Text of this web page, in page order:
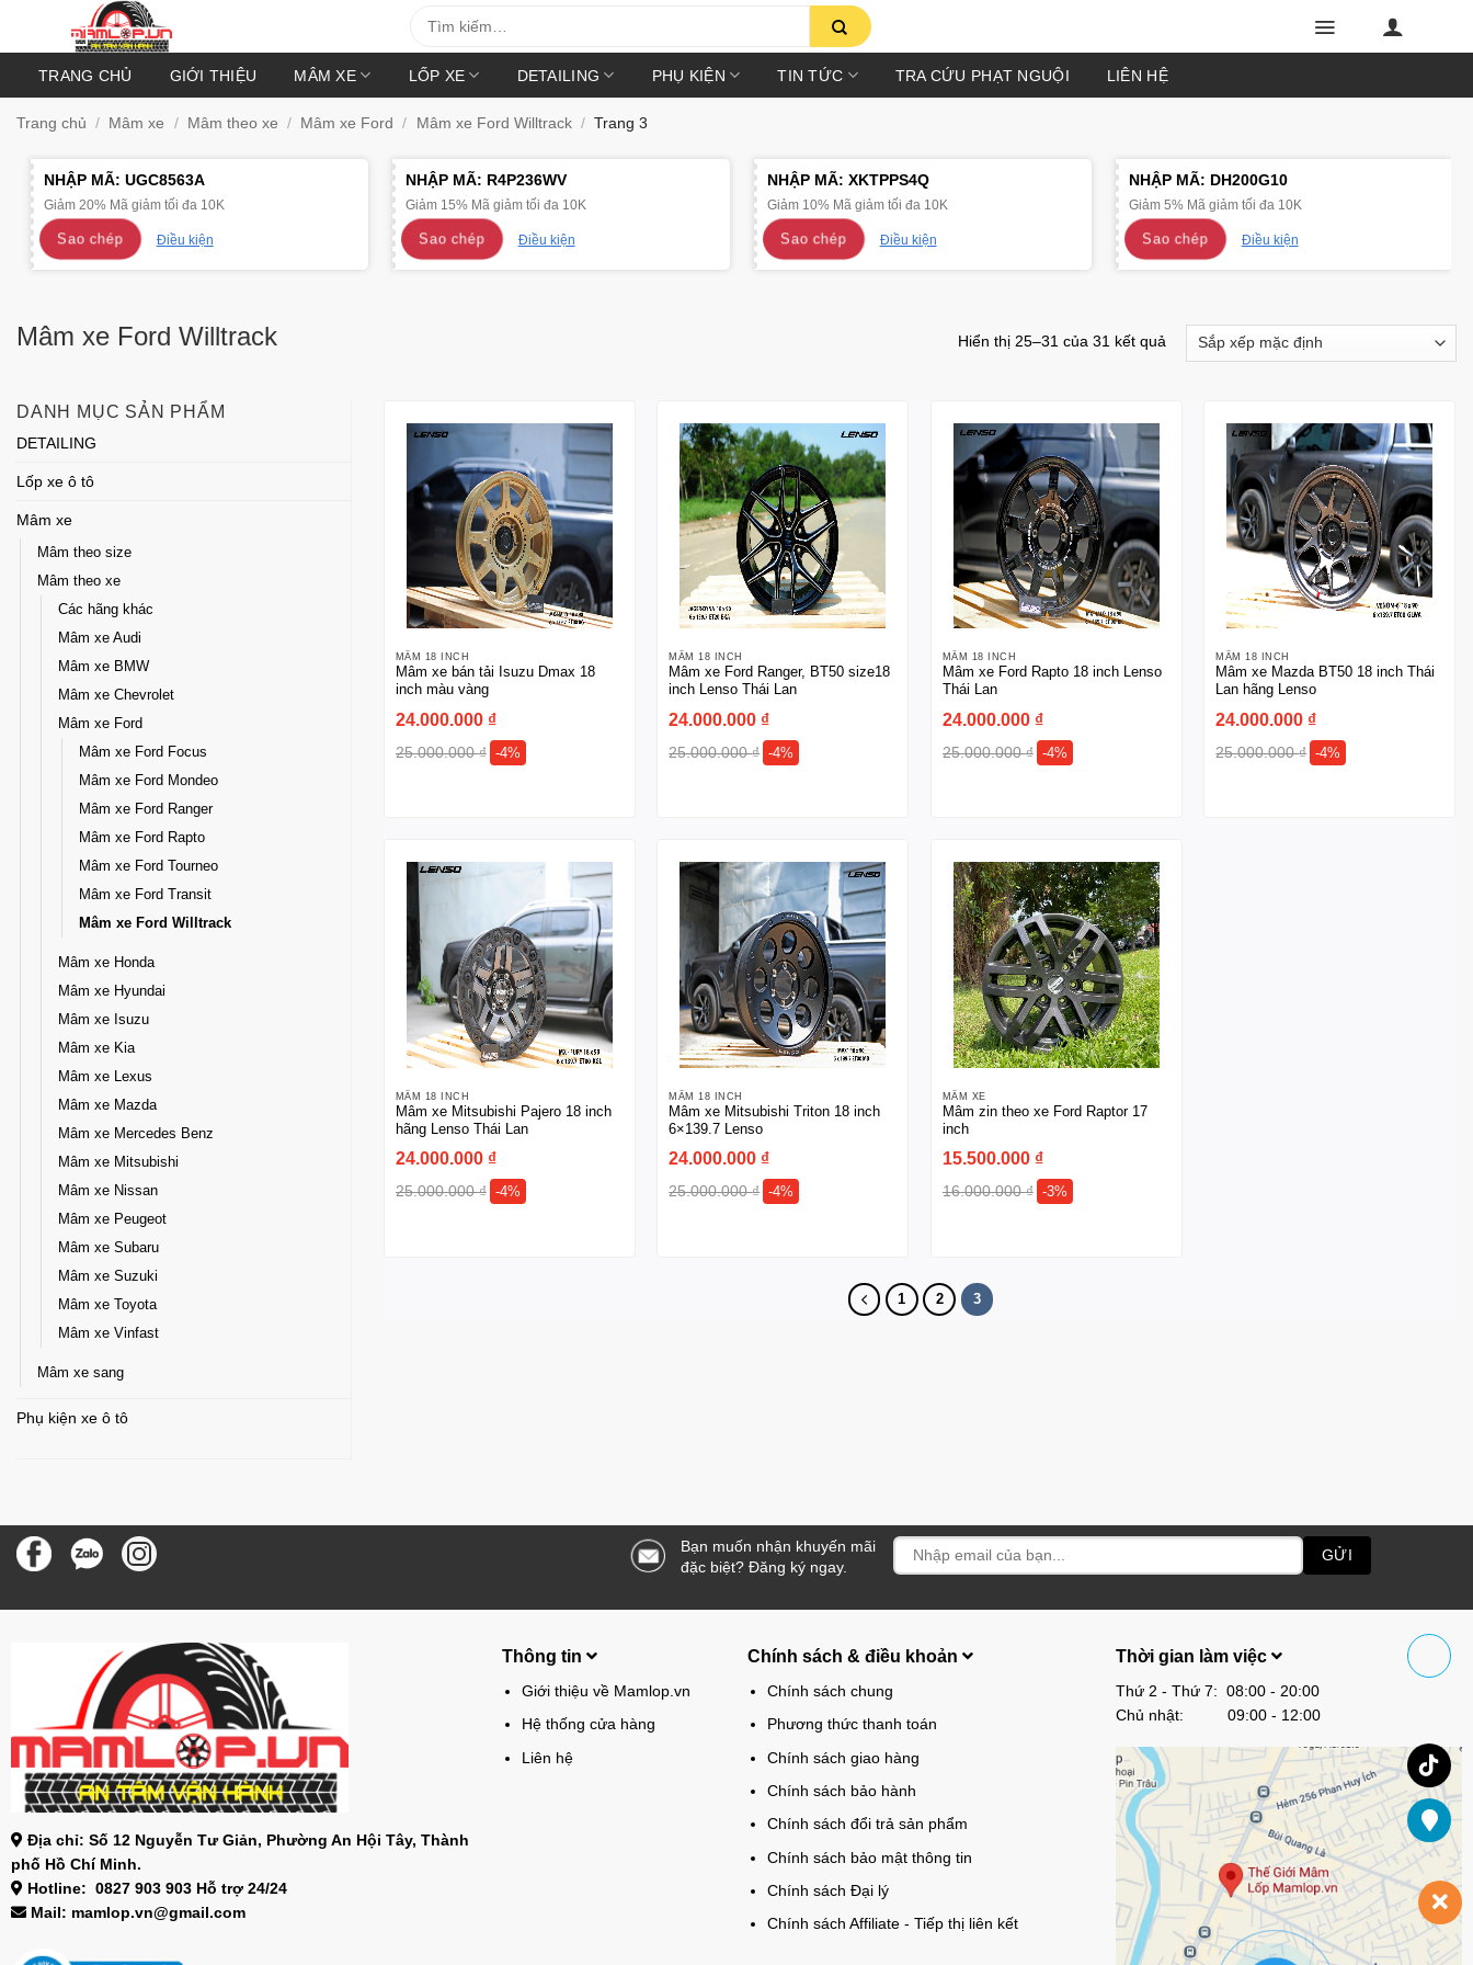
kiếm:
TRANG CHỦ GIỚI THIỆU MÂM XE LỐP XE DETAILING PHỤ KIỆN TIN TỨC TRA CỨU PHẠT NGUỘI LIÊN HỆ
Trang chủ / Mâm xe / Mâm theo xe / Mâm xe Ford / Mâm xe Ford Willtrack / Trang 3
NHẬP MÃ: UGC8563A
Giảm 20% Mã giảm tối đa 10K
Sao chép Điều kiện
NHẬP MÃ: R4P236WV
Giảm 15% Mã giảm tối đa 10K
Sao chép Điều kiện
NHẬP MÃ: XKTPPS4Q
Giảm 10% Mã giảm tối đa 10K
Sao chép Điều kiện
NHẬP MÃ: DH200G10
Giảm 5% Mã giảm tối đa 10K
Sao chép Điều kiện
Mâm xe Ford Willtrack Hiển thị 25–31 của 31 kết quả
DANH MỤC SẢN PHẨM
DETAILING
Lốp xe ô tô
Mâm xe
Mâm theo size
Mâm theo xe
Các hãng khác
Mâm xe Audi
Mâm xe BMW
Mâm xe Chevrolet
Mâm xe Ford
Mâm xe Ford Focus
Mâm xe Ford Mondeo
Mâm xe Ford Ranger
Mâm xe Ford Rapto
Mâm xe Ford Tourneo
Mâm xe Ford Transit
Mâm xe Ford Willtrack
Mâm xe Honda
Mâm xe Hyundai
Mâm xe Isuzu
Mâm xe Kia
Mâm xe Lexus
Mâm xe Mazda
Mâm xe Mercedes Benz
Mâm xe Mitsubishi
Mâm xe Nissan
Mâm xe Peugeot
Mâm xe Subaru
Mâm xe Suzuki
Mâm xe Toyota
Mâm xe Vinfast
Mâm xe sang
Phụ kiện xe ô tô
MÂM 18 INCH
Mâm xe bán tải Isuzu Dmax 18
inch màu vàng
24.000.000 ₫
25.000.000₫ -4%
MÂM 18 INCH
Mâm xe Ford Ranger, BT50 size18
inch Lenso Thái Lan
24.000.000 ₫
25.000.000₫ -4%
MÂM 18 INCH
Mâm xe Ford Rapto 18 inch Lenso
Thái Lan
24.000.000 ₫
25.000.000₫ -4%
MÂM 18 INCH
Mâm xe Mazda BT50 18 inch Thái
Lan hãng Lenso
24.000.000 ₫
25.000.000₫ -4%
MÂM 18 INCH
Mâm xe Mitsubishi Pajero 18 inch
hãng Lenso Thái Lan
24.000.000 ₫
25.000.000₫ -4%
MÂM 18 INCH
Mâm xe Mitsubishi Triton 18 inch
6×139.7 Lenso
24.000.000 ₫
25.000.000₫ -4%
MÂM XE
Mâm zin theo xe Ford Raptor 17
inch
15.500.000 ₫
16.000.000₫ -3%
1 2 3
Bạn muốn nhận khuyến mãi
đặc biệt? Đăng ký ngay.
Địa chỉ: Số 12 Nguyễn Tư Giản, Phường An Hội Tây, Thành
phố Hồ Chí Minh.
Hotline: 0827 903 903 Hỗ trợ 24/24
Mail: mamlop.vn@gmail.com
Thông tin
Giới thiệu về Mamlop.vn
Hệ thống cửa hàng
Liên hệ
Chính sách & điều khoản
Chính sách chung
Phương thức thanh toán
Chính sách giao hàng
Chính sách bảo hành
Chính sách đổi trả sản phẩm
Chính sách bảo mật thông tin
Chính sách Đại lý
Chính sách Affiliate - Tiếp thị liên kết
Thời gian làm việc
Thứ 2 - Thứ 7: 08:00 - 20:00
Chủ nhật: 09:00 - 12:00